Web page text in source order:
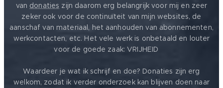
van donaties zijn daarom erg belangrijk voor mij en zeer
zeker ook voor de continuïteit van mijn websites, de
aanschaf van materiaal, het aanhouden van abonnementen,
werkcontacten, etc. Het vele werk is onbetaald en louter
voor de goede zaak: VRIJHEID ❤️
Waardeer je wat ik schrijf en doe? Donaties zijn erg
welkom, zodat ik verder onderzoek kan blijven doen naar